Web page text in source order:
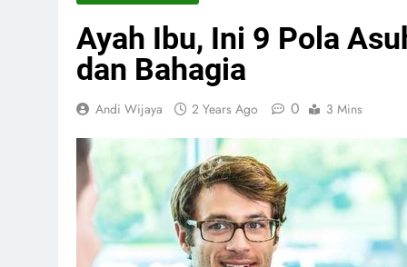
Ayah Ibu, Ini 9 Pola
dan Bahagia
Andi Wijaya 2 Years Ago 0 3 Mins